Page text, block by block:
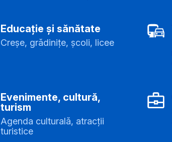
Educație și sănătate
Creșe, grădinițe, școli, licee
Evenimente, cultură,
turism
Agenda culturală, atracții
turistice